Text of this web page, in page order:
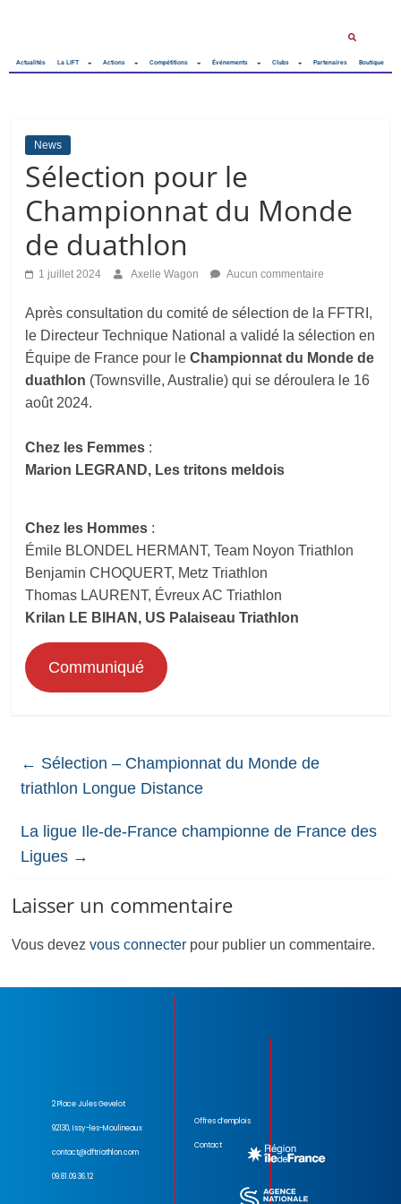
Actualités La LIFT Actions Compétitions Événements Clubs Partenaires Boutique
News
Sélection pour le
Championnat du Monde
de duathlon
1 juillet 2024 Axelle Wagon Aucun commentaire
Après consultation du comité de sélection de la FFTRI,
le Directeur Technique National a validé la sélection en
Équipe de France pour leChampionnat du Monde de
duathlon (Townsville, Australie) qui se déroulera le 16
août 2024.
Chez les Femmes :
Marion LEGRAND, Les tritons meldois
Chez les Hommes :
Émile BLONDEL HERMANT, Team Noyon Triathlon
Benjamin CHOQUERT, Metz Triathlon
Thomas LAURENT, Évreux AC Triathlon
Krilan LE BIHAN, US Palaiseau Triathlon
Communiqué
← Sélection – Championnat du Monde de
triathlon Longue Distance
La ligue Ile-de-France championne de France des
Ligues →
Laisser un commentaire
Vous devezvous connecter pour publier un commentaire.
2 Place Jules Gevelot
92130, Issy-les-Moulineaux
contact@idftriathlon.com
09.81.09.36.12
Offres d’emplois
Contact